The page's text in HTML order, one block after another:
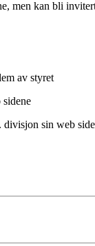
men kan bli
av styret
divisjon sin web side